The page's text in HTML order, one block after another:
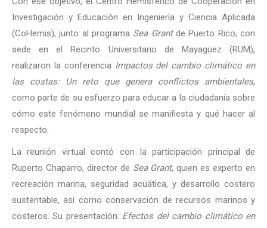
Investigación y Educación en Ingeniería y Ciencia Aplicada
(CoHemis), junto al programa Sea Grantde Puerto Rico, con
sede en el Recinto Universitario de Mayagüez (RUM),
realizaron la conferencia Impactos del cambio climático en
las costas: Un reto que genera conflictos ambientales,
como parte de su esfuerzo para educar a la ciudadanía sobre
cómo este fenómeno mundial se manifiesta y qué hacer al
respecto.
La reunión virtual contó con la participación principal de
Ruperto Chaparro, director de Sea Grant,quien es experto en
recreación marina, seguridad acuática, y desarrollo costero
sustentable, así como conservación de recursos marinos y
costeros. Su presentación: Efectos del cambio climático en